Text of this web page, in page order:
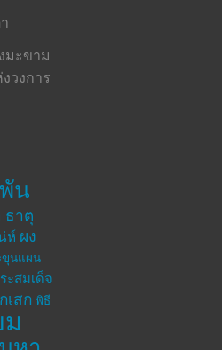
มะขาม
วงการ
น
ธาตุ
ห์ ผง
ขุนแผน
ะสมเด็จ
เสก พิธี